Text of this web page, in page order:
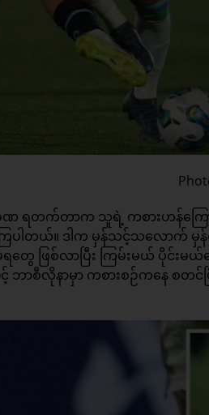
ရတက်တာက သူရဲ့ ကစားဟန်ကြေ
ကြပါတယ်။ ဒါက မှန်သင့်သလောက်
ဖြစ်လာပြီး ကြမ်းမယ် ပိုင်းမယ်
ဘာစီလိုနာမှာ ကစားစဉ်ကနေ စတ